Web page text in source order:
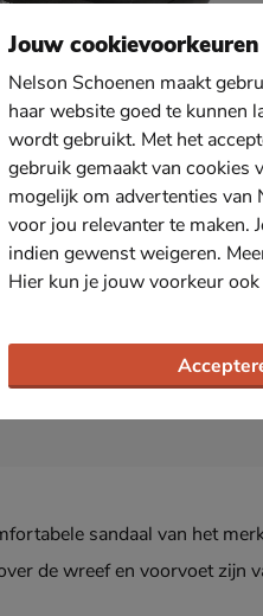
sandaal van het
de wreef en voorvoet zijn
Jouw cookievoorkeuren
Nelson Schoenen maakt
haar website goed te kunnen
wordt gebruikt. Met het
gebruik gemaakt van cookies
mogelijk om advertenties van
voor jou relevanter te maken.
indien gewenst weigeren.
Hier kun je jouw voorkeur